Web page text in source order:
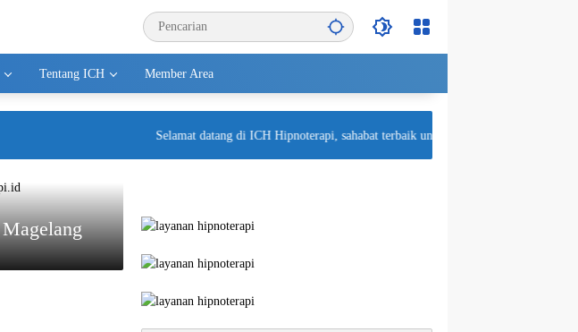
Tentang ICH Member Area
Selamat datang di ICH Hipnoterapi, sahabat terbaik untuk kesehatan mental Anda!